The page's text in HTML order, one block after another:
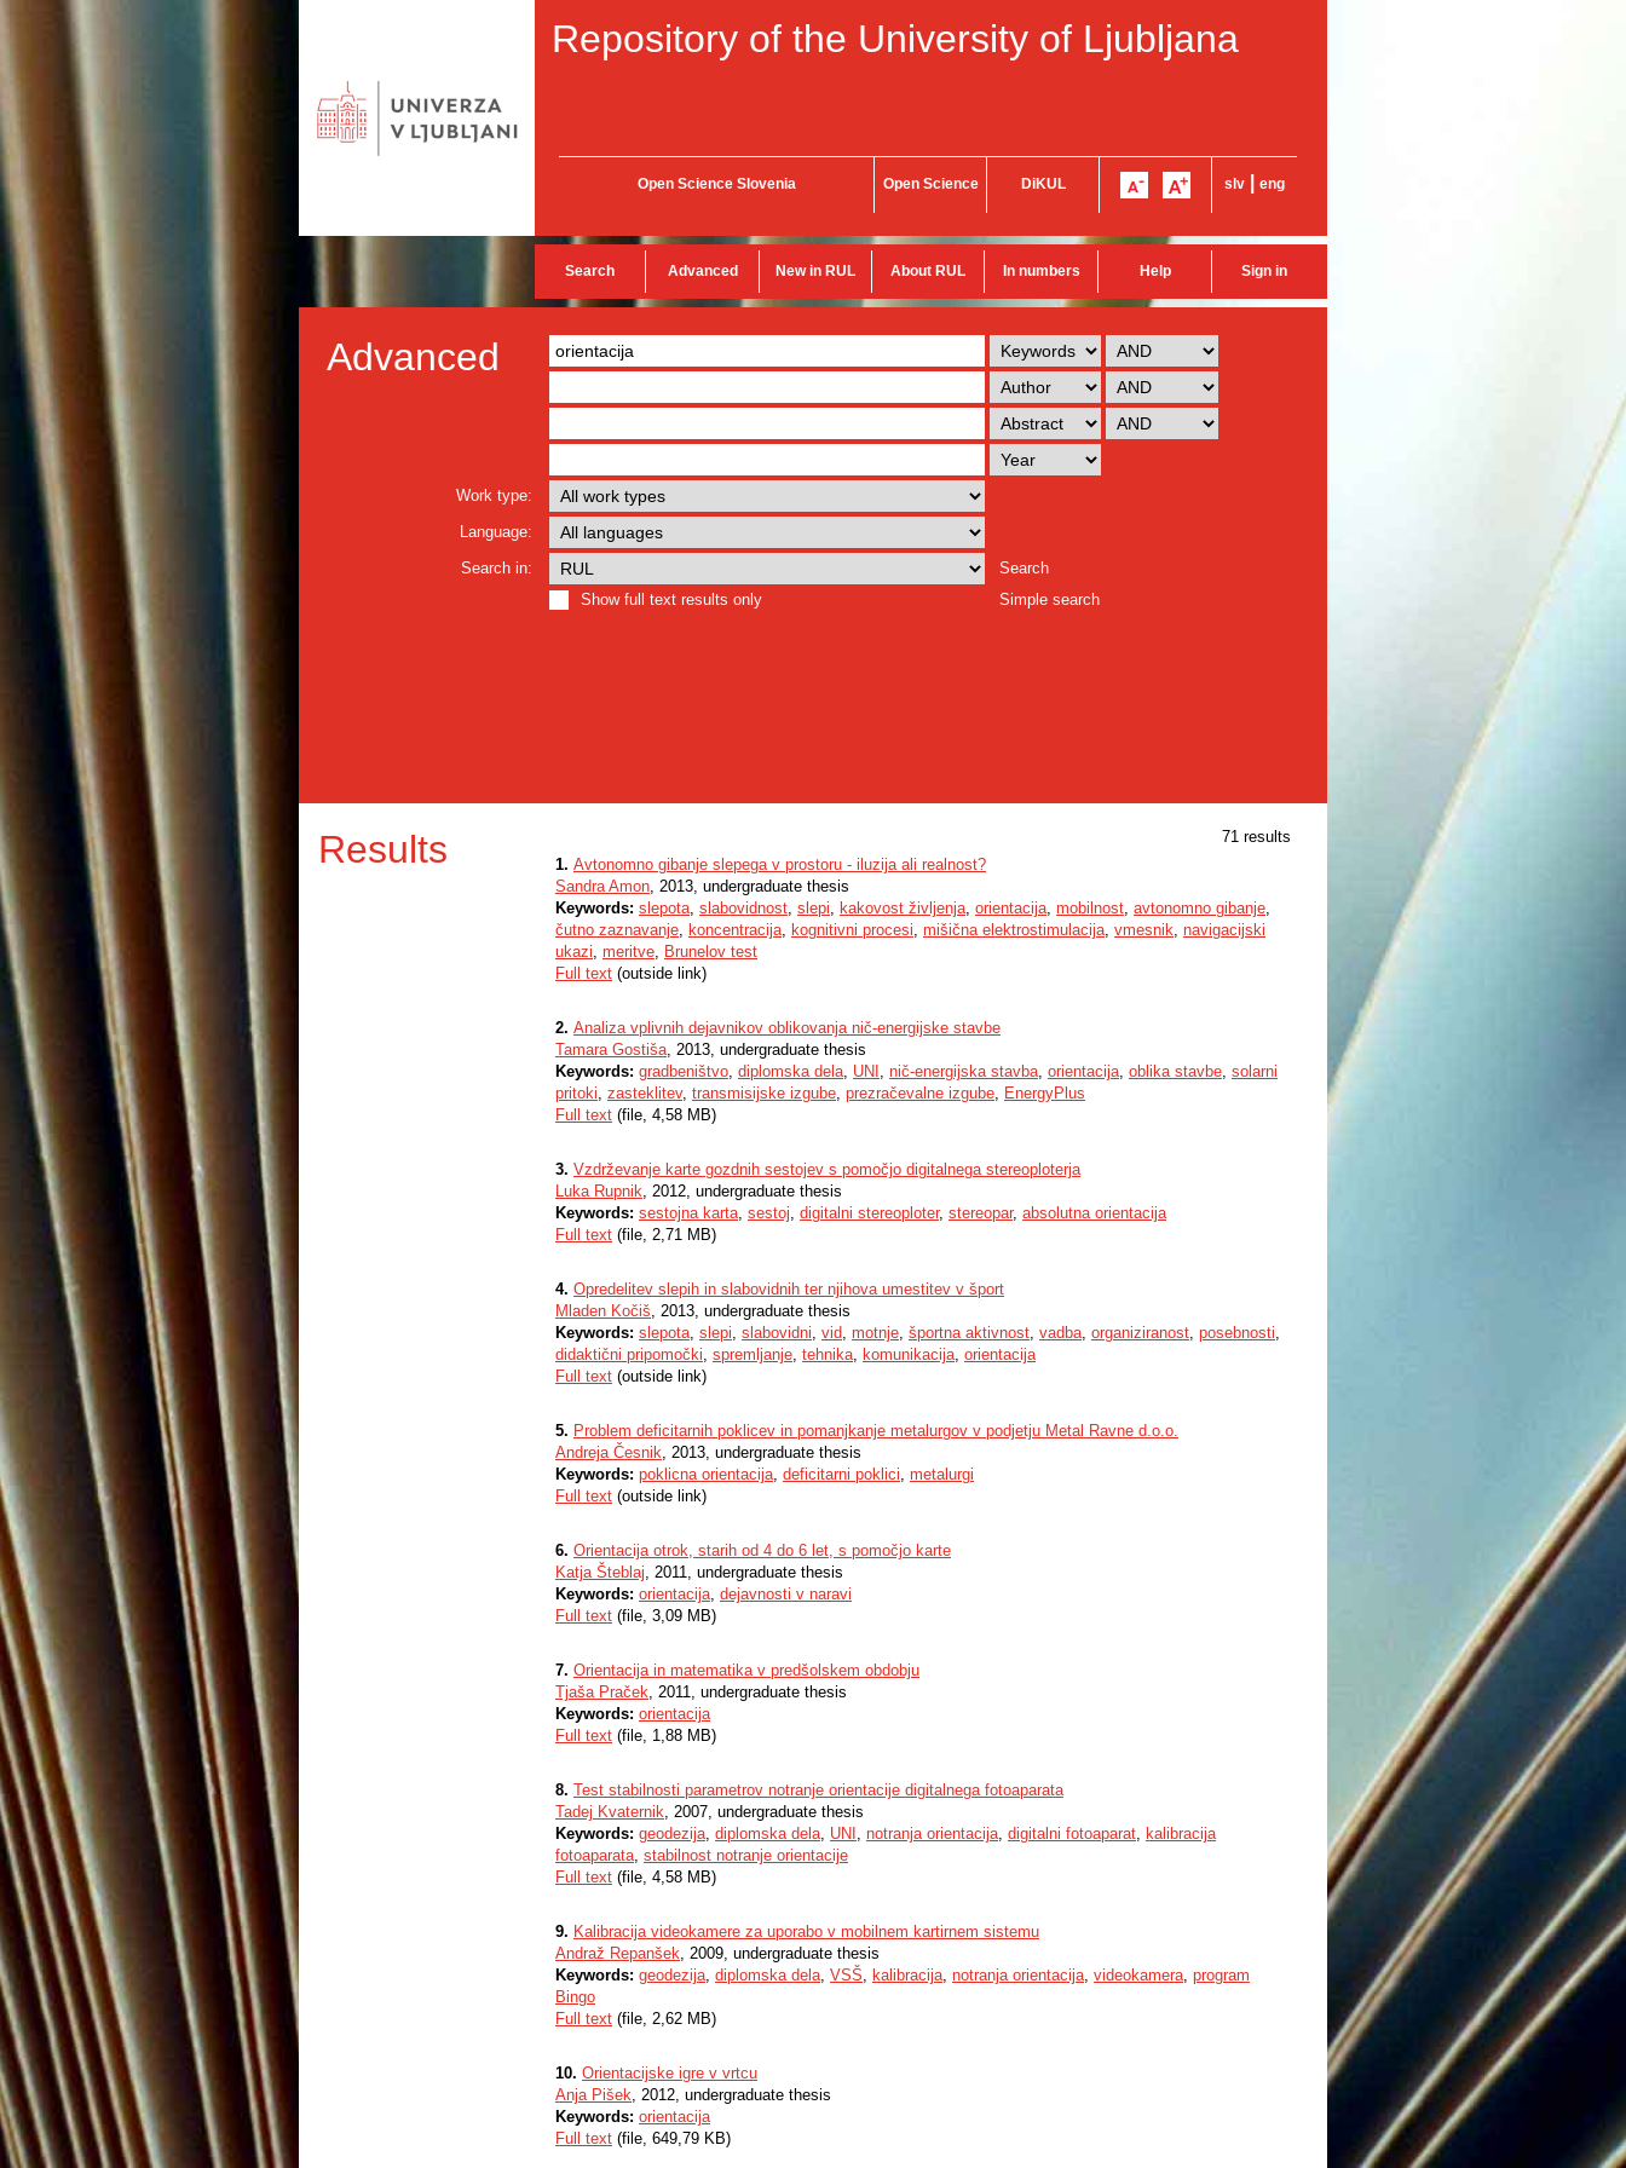
Repository of the University of Ljubljana
Open Science Slovenia Open Science DiKUL slv eng
Search Advanced New in RUL About RUL In numbers Help Sign in
Advanced
Work type:
Language:
Search in:
Search
Show full text results only
Simple search
Results
71 results
1. Avtonomno gibanje slepega v prostoru - iluzija ali realnost?
Sandra Amon, 2013, undergraduate thesis
Keywords: slepota, slabovidnost, slepi, kakovost življenja, orientacija, mobilnost, avtonomno gibanje,
čutno zaznavanje, koncentracija, kognitivni procesi, mišična elektrostimulacija, vmesnik, navigacijski
ukazi, meritve, Brunelov test
Full text (outside link)
2. Analiza vplivnih dejavnikov oblikovanja nič-energijske stavbe
Tamara Gostiša, 2013, undergraduate thesis
Keywords: gradbeništvo, diplomska dela, UNI , nič-energijska stavba, orientacija, oblika stavbe, solarni
pritoki, zasteklitev, transmisijske izgube, prezračevalne izgube, EnergyPlus
Full text (file, 4,58 MB)
3. Vzdrževanje karte gozdnih sestojev s pomočjo digitalnega stereoploterja
Luka Rupnik, 2012, undergraduate thesis
Keywords: sestojna karta, sestoj, digitalni stereoploter, stereopar, absolutna orientacija
Full text (file, 2,71 MB)
4. Opredelitev slepih in slabovidnih ter njihova umestitev v šport
Mladen Kočiš, 2013, undergraduate thesis
Keywords: slepota, slepi, slabovidni, vid, motnje, športna aktivnost, vadba, organiziranost, posebnosti,
didaktični pripomočki, spremljanje, tehnika, komunikacija, orientacija
Full text (outside link)
5. Problem deficitarnih poklicev in pomanjkanje metalurgov v podjetju Metal Ravne d.o.o.
Andreja Česnik, 2013, undergraduate thesis
Keywords: poklicna orientacija, deficitarni poklici, metalurgi
Full text (outside link)
6. Orientacija otrok, starih od 4 do 6 let, s pomočjo karte
Katja Šteblaj, 2011, undergraduate thesis
Keywords: orientacija, dejavnosti v naravi
Full text (file, 3,09 MB)
7. Orientacija in matematika v predšolskem obdobju
Tjaša Praček, 2011, undergraduate thesis
Keywords: orientacija
Full text (file, 1,88 MB)
8. Test stabilnosti parametrov notranje orientacije digitalnega fotoaparata
Tadej Kvaternik, 2007, undergraduate thesis
Keywords: geodezija, diplomska dela, UNI , notranja orientacija, digitalni fotoaparat, kalibracija
fotoaparata, stabilnost notranje orientacije
Full text (file, 4,58 MB)
9. Kalibracija videokamere za uporabo v mobilnem kartirnem sistemu
Andraž Repanšek, 2009, undergraduate thesis
Keywords: geodezija, diplomska dela, VSŠ, kalibracija, notranja orientacija, videokamera, program
Bingo
Full text (file, 2,62 MB)
10. Orientacijske igre v vrtcu
Anja Pišek, 2012, undergraduate thesis
Keywords: orientacija
Full text (file, 649,79 KB)